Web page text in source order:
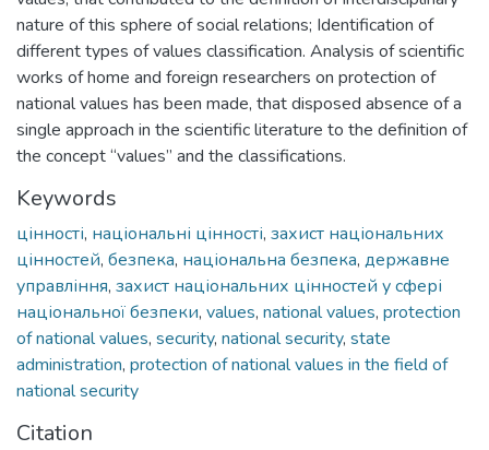
nature of this sphere of social relations; Identification of
different types of values classification. Analysis of scientific
works of home and foreign researchers on protection of
national values has been made, that disposed absence of a
single approach in the scientific literature to the definition of
the concept “values” and the classifications.
Keywords
цінності, національні цінності, захист національних
цінностей, безпека, національна безпека, державне
управління, захист національних цінностей у сфері
національної безпеки, values, national values, protection
of national values, security, national security, state
administration, protection of national values in the field of
national security
Citation